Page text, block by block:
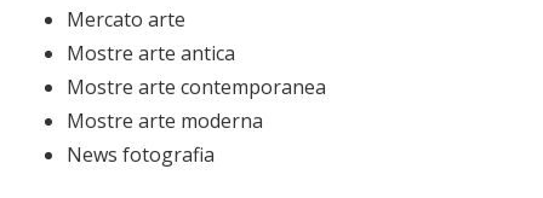
Mercato arte
Mostre arte antica
Mostre arte contemporanea
Mostre arte moderna
News fotografia